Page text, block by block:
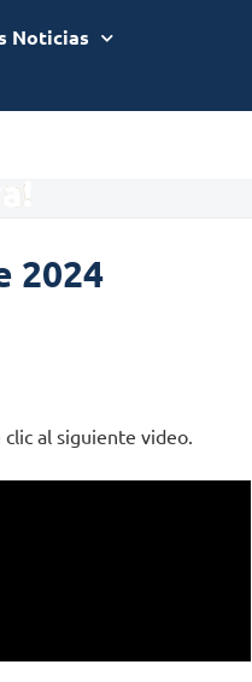
Noticias
2024
al siguiente video.